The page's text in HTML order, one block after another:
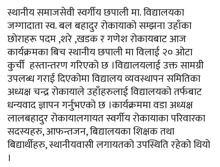
स्थानीय समाजसेवी स्वर्गीय छपाली मा. विद्यालयका
जग्गादाता स्व. बल बहादुर रोकायाको सम्झना उहाँका
छोराहरू पदम ,शरे ,खडक र गणेश रोकायबाट आज
कार्यक्रमका बिच स्थानीय छपाली मा विलाई २० ओटा
कुर्ची हस्तान्तरण गरिएको छ ।विद्यालयलाई उक्त सामग्री
उपलब्ध गराई दिएकोमा विद्यालय व्यवस्थापन समितिका
अध्यक्ष चन्द्र रोकायाले उहाँहरुलाई विद्यालयको तर्फबाट
धन्यवाद ज्ञापन गर्नुभएको छ ।कार्यक्रममा वडा अध्यक्ष
लालबहादुर रोकायालगायत स्वर्गीय रोकायाका परिवारका
सदस्यहरु, आफन्तजन, बिद्यालयका शिक्षक तथा
बिद्यार्थीहरु, स्थानीयवासी लगायतको उपस्थिति रहेको थियो
।